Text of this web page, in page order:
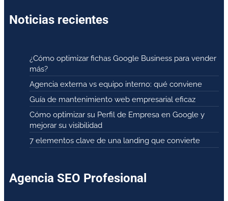
Noticias recientes
¿Cómo optimizar fichas Google Business para vender
más?
Agencia externa vs equipo interno: qué conviene
Guía de mantenimiento web empresarial eficaz
Cómo optimizar su Perfil de Empresa en Google y
mejorar su visibilidad
7 elementos clave de una landing que convierte
Agencia SEO Profesional